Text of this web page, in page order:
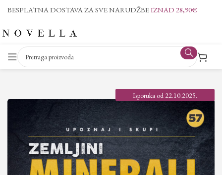
BESPLATNA DOSTAVA ZA SVE NARUDŽBEIZNAD 28,90€
Isporuka od 22.10.2025.